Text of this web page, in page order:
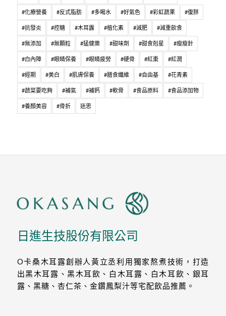
#化療營養 #反式脂肪 #多喝水 #好氣色 #彩虹蔬果 #復胖
#抗發炎 #控糖 #木耳露 #植化素 #減肥 #減重飲食
#無添加 #無顆粒 #猛健樂 #甜味劑 #甜食剋星 #瘦瘦針
#白內障 #眼睛保養 #眼睛疲勞 #硬骨 #紅棗 #紅潤
#經期 #美白 #肌膚保養 #膳食纖維 #自由基 #花青素
#蔬菜要吃夠 #補氣 #補鈣 #軟骨 #食品原料 #食品添加物
#養顏美容 #骨折 迷思
日進生技股份有限公司
O卡桑木耳露創辦人黃立丞利用獨家熬煮技術，打造
出黑木耳露、黑木耳飲、白木耳露、白木耳飲、銀耳
露、黑糖、杏仁茶、金鑽鳳梨汁等宅配飲品推薦。